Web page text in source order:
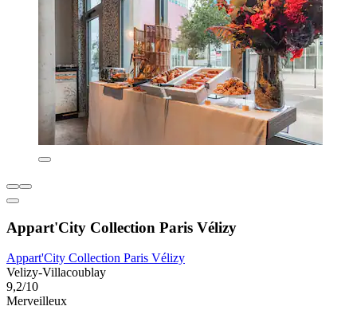
Appart'City Collection Paris Vélizy
Appart'City Collection Paris Vélizy
Velizy-Villacoublay
9,2/10
Merveilleux